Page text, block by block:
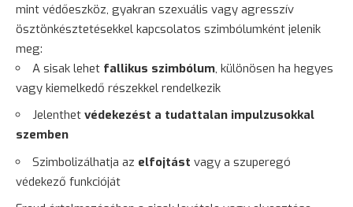
mint védőeszköz, gyakran szexuális vagy agresszív
ösztönkésztetésekkel kapcsolatos szimbólumként jelenik
meg:
A sisak lehet fallikus szimbólum, különösen ha hegyes
vagy kiemelkedő részekkel rendelkezik
Jelenthet védekezést a tudattalan impulzusokkal
szemben
Szimbolizálhatja az elfojtást vagy a szuperegó
védekező funkcióját